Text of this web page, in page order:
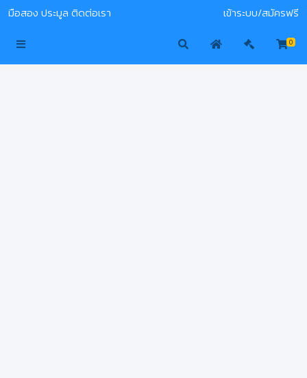
มือสอง ประมูล ติดต่อเรา เข้าระบบ/สมัครฟรี
0